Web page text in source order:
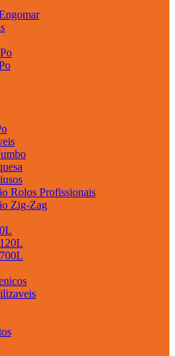
Rolos Profissionais
Zig-Zag